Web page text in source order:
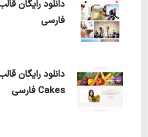
فارسی
Cakes فارسی